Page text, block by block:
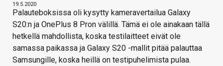
19.5.2020
Palauteboksissa oli kysytty kameravertailua Galaxy
S20:n ja OnePlus 8 Pron välillä. Tämä ei ole ainakaan tällä
hetkellä mahdollista, koska testilaitteet eivät ole
samassa paikassa ja Galaxy S20 -mallit pitää palauttaa
Samsungille, koska heillä on testipuhelimista pulaa.